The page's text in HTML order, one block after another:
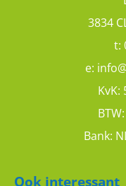
3834
t:
e:
KvK:
Bank:
Ook interessant